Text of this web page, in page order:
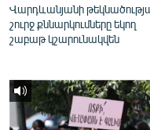
Վարդևանյանի
շուրջ քննարկումները եկող
շաբաթ կշարունակվեն